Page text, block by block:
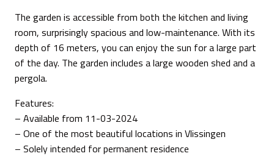
The garden is accessible from both the kitchen and living
room, surprisingly spacious and low-maintenance. With its
depth of 16 meters, you can enjoy the sun for a large part
of the day. The garden includes a large wooden shed and a
pergola.
Features:
– Available from 11-03-2024
– One of the most beautiful locations in Vlissingen
– Solely intended for permanent residence